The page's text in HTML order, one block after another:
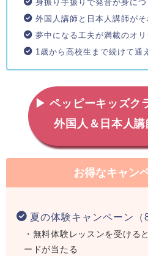
身振り手振りで発音が身に
外国人講師と日本人講師が
夢中になる工夫が満載のオ
1歳から高校生まで続けて通
▶ ペッピーキッズク
外国人＆日本人講
お得なキャン
夏の体験キャンペーン（
・無料体験レッスンを受ける
ードが当たる